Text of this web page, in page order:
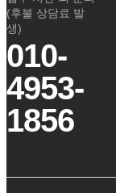
(후불 상담료 발
생)
010-
4953-
1856